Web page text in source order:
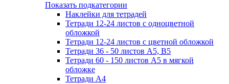
Показать подкатегории
Наклейки для тетрадей
Тетради 12-24 листов с одноцветной
обложкой
Тетради 12-24 листов с цветной обложкой
Тетради 36 - 50 листов A5, B5
Тетради 60 - 150 листов А5 в мягкой
обложке
Тетради А4